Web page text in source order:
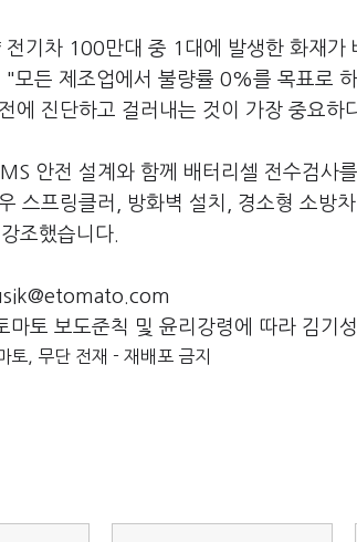
전기차 100만대 중 1대에 발생한 화재가
"모든 제조업에서 불량률 0%를 목표로
에 진단하고 걸러내는 것이 가장 중요하
안전 설계와 함께 배터리셀 전수검사
스프링클러, 방화벽 설치, 경소형 소방
조했습니다.
마토 보도준칙 및 윤리강령에 따라 김기
, 무단 전재 - 재배포 금지